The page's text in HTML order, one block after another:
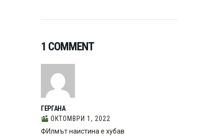
1 COMMENT
ГЕРГАНА
ОКТОМВРИ 1, 2022
ФИлмът наистина е хубав